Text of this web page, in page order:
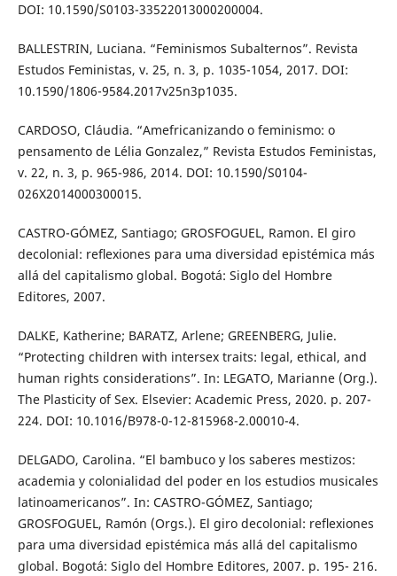
DOI: 10.1590/S0103-33522013000200004.
BALLESTRIN, Luciana. “Feminismos Subalternos”. Revista
Estudos Feministas, v. 25, n. 3, p. 1035-1054, 2017. DOI:
10.1590/1806-9584.2017v25n3p1035.
CARDOSO, Cláudia. “Amefricanizando o feminismo: o
pensamento de Lélia Gonzalez,” Revista Estudos Feministas,
v. 22, n. 3, p. 965-986, 2014. DOI: 10.1590/S0104-
026X2014000300015.
CASTRO-GÓMEZ, Santiago; GROSFOGUEL, Ramon. El giro
decolonial: reﬂexiones para uma diversidad epistémica más
allá del capitalismo global. Bogotá: Siglo del Hombre
Editores, 2007.
DALKE, Katherine; BARATZ, Arlene; GREENBERG, Julie.
“Protecting children with intersex traits: legal, ethical, and
human rights considerations”. In: LEGATO, Marianne (Org.).
The Plasticity of Sex. Elsevier: Academic Press, 2020. p. 207-
224. DOI: 10.1016/B978-0-12-815968-2.00010-4.
DELGADO, Carolina. “El bambuco y los saberes mestizos:
academia y colonialidad del poder en los estudios musicales
latinoamericanos”. In: CASTRO-GÓMEZ, Santiago;
GROSFOGUEL, Ramón (Orgs.). El giro decolonial: reﬂexiones
para uma diversidad epistémica más allá del capitalismo
global. Bogotá: Siglo del Hombre Editores, 2007. p. 195- 216.